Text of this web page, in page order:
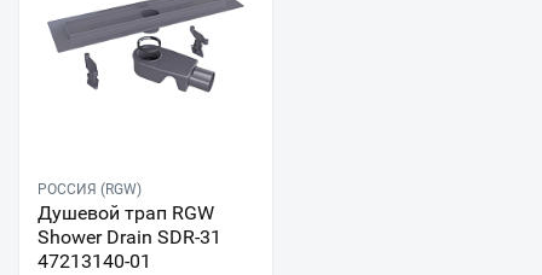
РОССИЯ (RGW)
Душевой трап RGW
Shower Drain SDR-31
47213140-01